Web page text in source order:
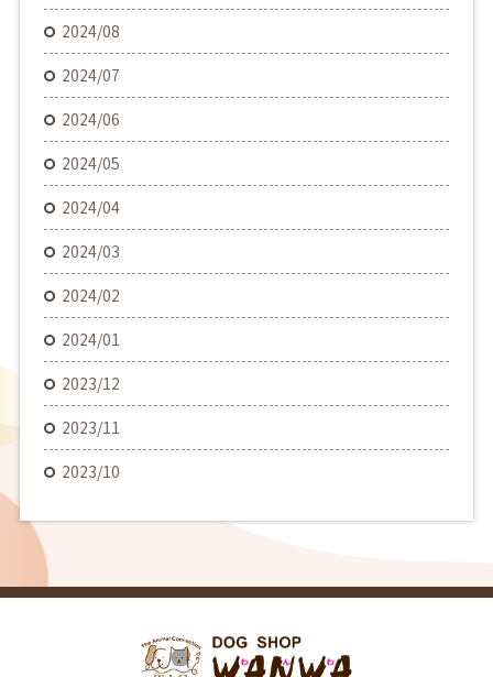
2024/08
2024/07
2024/06
2024/05
2024/04
2024/03
2024/02
2024/01
2023/12
2023/11
2023/10